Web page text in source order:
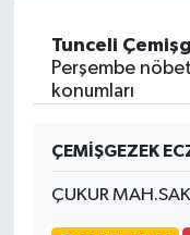
Tunceli
Perşembe
konumları
ÇEMİŞGEZEK
ÇUKUR
Havran
İvrindi
KENT